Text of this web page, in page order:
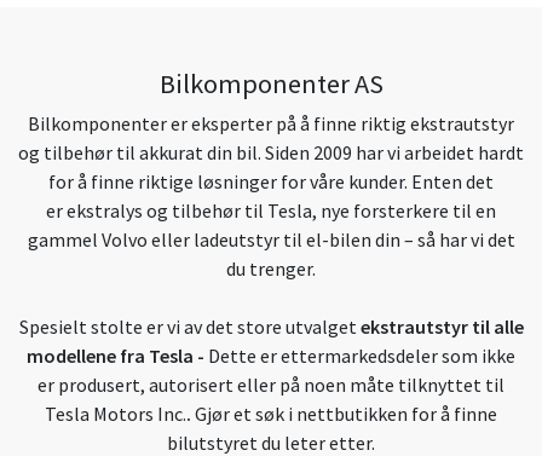
Bilkomponenter AS
Bilkomponenter er eksperter på å finne riktig ekstrautstyr
og tilbehør til akkurat din bil. Siden 2009 har vi arbeidet hardt
for å finne riktige løsninger for våre kunder. Enten det
er ekstralys og tilbehør til Tesla, nye forsterkere til en
gammel Volvo eller ladeutstyr til el-bilen din – så har vi det
du trenger.
Spesielt stolte er vi av det store utvalget ekstrautstyr til alle
modellene fra Tesla - Dette er ettermarkedsdeler som ikke
er produsert, autorisert eller på noen måte tilknyttet til
Tesla Motors Inc.. Gjør et søk i nettbutikken for å finne
bilutstyret du leter etter.